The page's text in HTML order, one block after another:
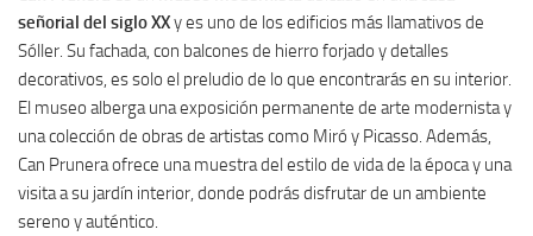
señorial del siglo XXy es uno de los edificios más llamativos de
Sóller. Su fachada, con balcones de hierro forjado y detalles
decorativos, es solo el preludio de lo que encontrarás en su interior.
El museo alberga una exposición permanente de arte modernista y
una colección de obras de artistas como Miró y Picasso. Además,
Can Prunera ofrece una muestra del estilo de vida de la época y una
visita a su jardín interior, donde podrás disfrutar de un ambiente
sereno y auténtico.